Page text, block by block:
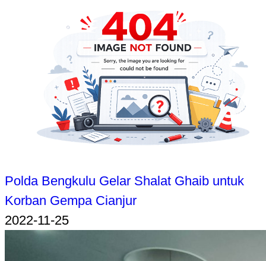
Polda Bengkulu Gelar Shalat Ghaib untuk
Korban Gempa Cianjur
2022-11-25